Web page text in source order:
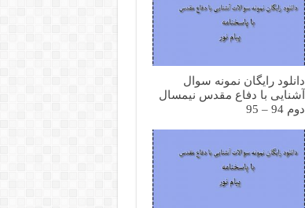
دانلود رایگان نمونه سوال
آشنایی با دفاع مقدس نیمسال
دوم 94 – 95